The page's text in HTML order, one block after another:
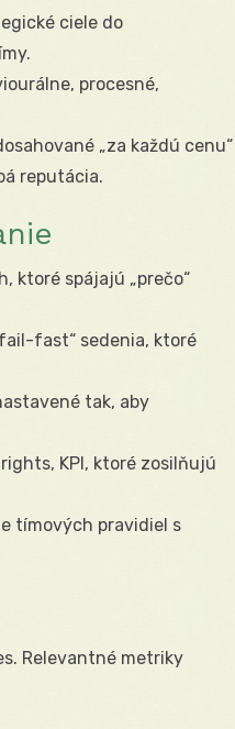
ciele do
procesné,
„za každú cenu“
reputácia.
ktoré spájajú „prečo“
fast“ sedenia, ktoré
tak, aby
KPI, ktoré zosilňujú
tímových pravidiel s
Relevantné metriky